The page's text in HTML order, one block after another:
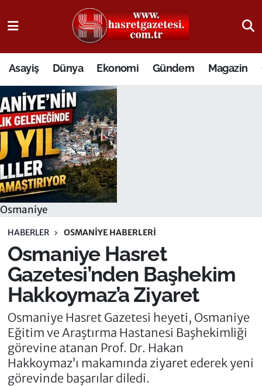
Asayiş Dünya Ekonomi Gündem Magazin
Osmaniye
HABERLER OSMANIYE HABERLERI
Osmaniye Hasret
Gazetesi’nden Başhekim
Hakkoymaz’a Ziyaret
Osmaniye Hasret Gazetesi heyeti, Osmaniye
Eğitim ve Araştırma Hastanesi Başhekimliği
görevine atanan Prof. Dr. Hakan
Hakkoymaz’ı makamında ziyaret ederek yeni
görevinde başarılar diledi.
Osmaniye Nöbetçi Eczaneler
Osmaniye Hava Durumu
Osmaniye Trafik Yoğunluk Haritası
Süper Lig Puan Durumu ve Fikstür
Tüm Manşetler
Son Dakika Haberleri